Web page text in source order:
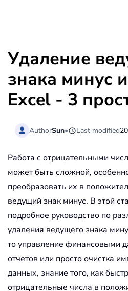
Удаление
знака минус
Excel - 3
AuthorSun• Last modified
Работа с отрицательными
может быть сложной,
преобразовать их в
ведущий знак минус. В этой
подробное руководство по
удаления ведущего знака
то управление финансовыми
отчетов или просто очистка
данных, знание того, как
отрицательные числа в